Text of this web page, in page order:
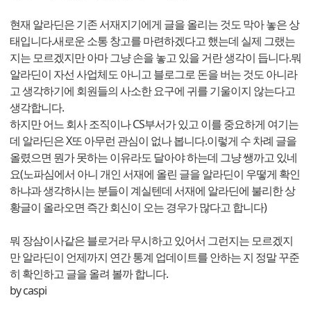
현재 알라딘은 기존 서재지기에게 글을 올리는 것도 막아 놓은 상
태입니다.새로운 소통 창고를 마련하겠다고 했는데 실제 그랬는
지는 모르겠지만 아마 그냥 손을 놓고 있을 거란 생각이 듭니다.뭐
알라딘이 자선 사업체도 아니고 블로그로 돈을 버는 것도 아니라
고 생각하기에 회원들의 사소한 요구에 귀를 기울이지 않는다고
생각합니다.
하지만 어느 회사 조직이나 CS부서가 있고 이를 중요하게 여기는
데 알라딘은 X또 아무런 관심이 없나 봅니다.이렇게 수 차례 글을
올렸으면 뭔가 못하는 이유라도 달아야 하는데 그냥 쌩까고 있네
요(노파심에서 아니 개인 서재에 올린 글을 알라딘이 우떻게 확인
하냐과 생각하시는 분들이 계실텐데 서재에 알라딘에 불리한 상
황글이 올라오면 즉간 회신이 오는 경우가 많다고 합니다)
뭐 장삼이사같은 블로거라 무시하고 있어서 그런지는 모르겠지
만 알라딘이 언제까지 연간 통계 업데이트를 안하는 지 정말 꾸준
히 확인하고 글을 올려 볼까 합니다.
by caspi